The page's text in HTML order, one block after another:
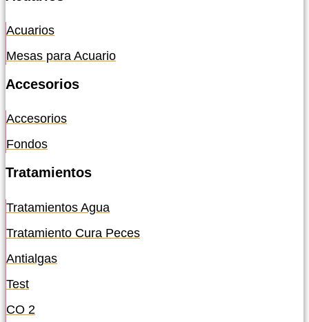
Acuarios
Mesas para Acuario
Accesorios
Accesorios
Fondos
Tratamientos
Tratamientos Agua
Tratamiento Cura Peces
Antialgas
Test
CO 2